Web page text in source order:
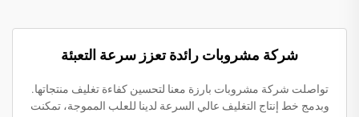
شركة مشروبات رائدة تعزز سرعة التعبئة
تواصلت شركة مشروبات بارزة معنا لتحسين كفاءة تغليف منتجاتها.
وبدمج خط إنتاج التغليف عالي السرعة لدينا للعلب المموجة، تمكنت